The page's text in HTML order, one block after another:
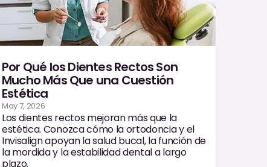
Por Qué los Dientes Rectos Son
Mucho Más Que una Cuestión
Estética
May 7, 2026
Los dientes rectos mejoran más que la
estética. Conozca cómo la ortodoncia y el
Invisalign apoyan la salud bucal, la función de
la mordida y la estabilidad dental a largo
plazo.